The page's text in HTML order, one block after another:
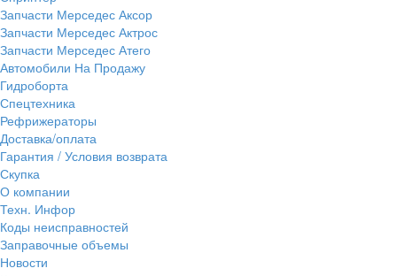
Запчасти Мерседес Аксор
Запчасти Мерседес Актрос
Запчасти Мерседес Атего
Автомобили На Продажу
Гидроборта
Спецтехника
Рефрижераторы
Доставка/оплата
Гарантия / Условия возврата
Скупка
О компании
Техн. Инфор
Коды неисправностей
Заправочные объемы
Новости